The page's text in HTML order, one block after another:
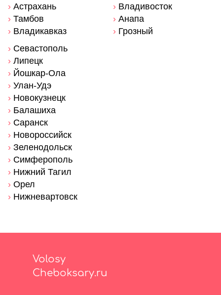
› Астрахань
› Тамбов
› Владикавказ
› Владивосток
› Анапа
› Грозный
› Севастополь
› Липецк
› Йошкар-Ола
› Улан-Удэ
› Новокузнецк
› Балашиха
› Саранск
› Новороссийск
› Зеленодольск
› Симферополь
› Нижний Тагил
› Орел
› Нижневартовск
Volosy
Cheboksary.ru